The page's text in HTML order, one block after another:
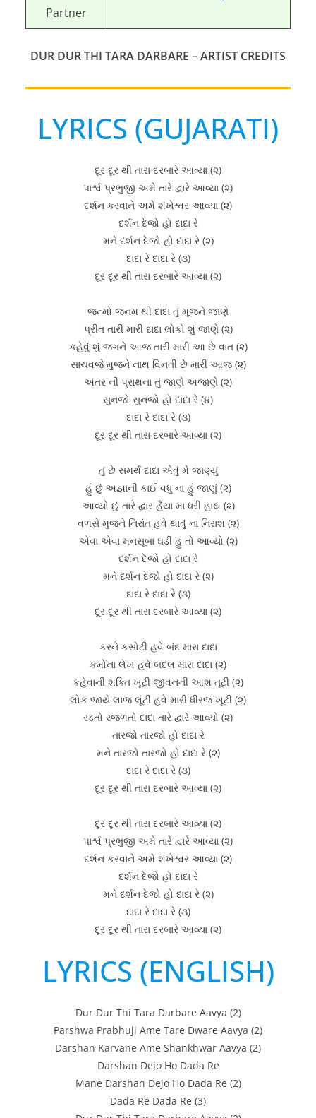
Partner
DUR DUR THI TARA DARBARE – ARTIST CREDITS
LYRICS (GUJARATI)
દૂર દૂર થી તારા દરબારે આવ્યા (૨)
પાર્શ્વ પ્રભુજી અમે તારે દ્વારે આવ્યા (૨)
દર્શન કરવાને અમે શંખેશ્વર આવ્યા (૨)
દર્શન દેજો હો દાદા રે
મને દર્શન દેજો હો દાદા રે (૨)
દાદા રે દાદા રે (૩)
દૂર દૂર થી તારા દરબારે આવ્યા (૨)
જન્મો જનમ થી દાદા તું મૂજને જાણે
પ્રીત તારી મારી દાદા લોકો શું જાણે (૨)
કહેવું શું જગને આજ તારી મારી આ છે વાત (૨)
સાચવજે મુજને નાથ વિનતી છે મારી આજ (૨)
અંતર ની પ્રાથના તું જાણે અજાણે (૨)
સુનજો સુનજો હો દાદા રે (૪)
દાદા રે દાદા રે (૩)
દૂર દૂર થી તારા દરબારે આવ્યા (૨)
તું છે સમર્થ દાદા એવું મે જાણ્યું
હું છું અજ્ઞાની કાઈ વધુ ના હું જાણું (૨)
આવ્યો છું તારે દ્વાર હૈયા મા ધરી હાથ (૨)
વળસે મુજને નિરાંત હવે થાવું ના નિરાશ (૨)
એવા એવા મનસૂબા ઘડી હું તો આવ્યો (૨)
દર્શન દેજો હો દાદા રે
મને દર્શન દેજો હો દાદા રે (૨)
દાદા રે દાદા રે (૩)
દૂર દૂર થી તારા દરબારે આવ્યા (૨)
કરને કસોટી હવે બંદ મારા દાદા
કર્મોના લેખ હવે બદલ મારા દાદા (૨)
કહેવાની શક્તિ ખૂટી જીવનની આશ તૂટી (૨)
લોક જાયે લાજ લૂંટી હવે મારી ધીરજ ખૂટી (૨)
રડતો રજળતો દાદા તારે દ્વારે આવ્યો (૨)
તારજો તારજો હો દાદા રે
મને તારજો તારજો હો દાદા રે (૨)
દાદા રે દાદા રે (૩)
દૂર દૂર થી તારા દરબારે આવ્યા (૨)
દૂર દૂર થી તારા દરબારે આવ્યા (૨)
પાર્શ્વ પ્રભુજી અમે તારે દ્વારે આવ્યા (૨)
દર્શન કરવાને અમે શંખેશ્વર આવ્યા (૨)
દર્શન દેજો હો દાદા રે
મને દર્શન દેજો હો દાદા રે (૨)
દાદા રે દાદા રે (૩)
દૂર દૂર થી તારા દરબારે આવ્યા (૨)
LYRICS (ENGLISH)
Dur Dur Thi Tara Darbare Aavya (2)
Parshwa Prabhuji Ame Tare Dware Aavya (2)
Darshan Karvane Ame Shankhwar Aavya (2)
Darshan Dejo Ho Dada Re
Mane Darshan Dejo Ho Dada Re (2)
Dada Re Dada Re (3)